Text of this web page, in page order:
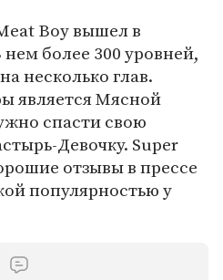
Boy вышел в
нем более 300 уровней,
несколько глав.
является Мясной
спасти свою
Девочку. Super
отзывы в прессе
популярностью у